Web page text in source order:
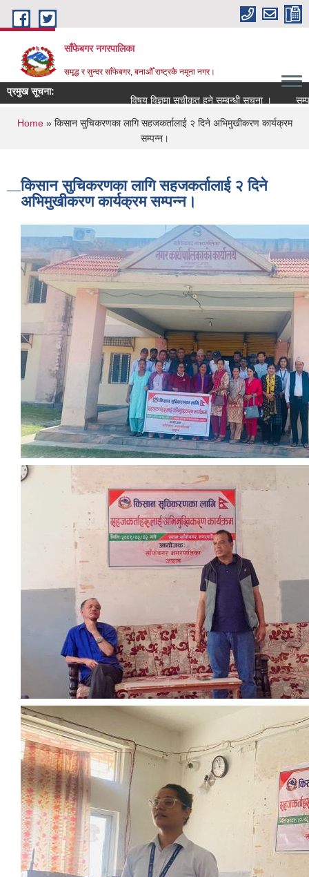
Skip to main content
साँफेबगर नगरपालिका
समृद्ध र सुन्दर साँफेबगर, बनाऔँ राष्ट्रकै नमूना नगर।
प्रमुख सूचना:
विषय विज्ञमा सुचीकृत हुने सम्बन्धी सूचना ।
सम्पति
You are here
Home» किसान सुचिकरणका लागि सहजकर्तालाई २ दिने अभिमुखीकरण कार्यक्रम
सम्पन्न।
किसान सुचिकरणका लागि सहजकर्तालाई २ दिने
अभिमुखीकरण कार्यक्रम सम्पन्न।